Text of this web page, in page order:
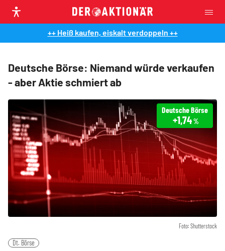
++ Heiß kaufen, eiskalt verdoppeln ++
Deutsche Börse: Niemand würde verkaufen
- aber Aktie schmiert ab
Foto: Shutterstock
Deutsche Börse
+1,74%
Dt. Börse